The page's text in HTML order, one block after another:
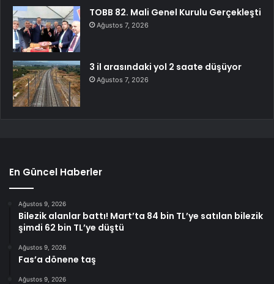
TOBB 82. Mali Genel Kurulu Gerçekleşti
Ağustos 7, 2026
3 il arasındaki yol 2 saate düşüyor
Ağustos 7, 2026
En Güncel Haberler
Ağustos 9, 2026
Bilezik alanlar battı! Mart’ta 84 bin TL’ye satılan bilezik
şimdi 62 bin TL’ye düştü
Ağustos 9, 2026
Fas’a dönene taş
Ağustos 9, 2026